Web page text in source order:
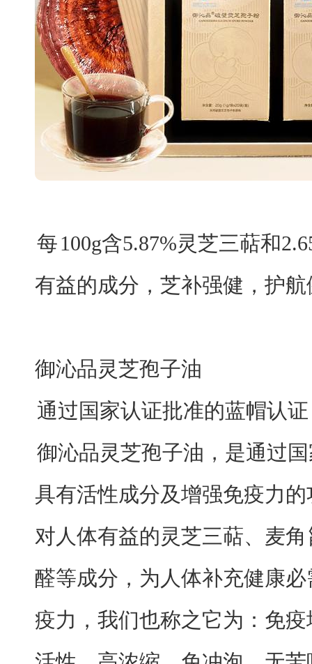
每100g含5.87%灵芝三萜和
有益的成分，芝补强健，护
御沁品灵芝孢子油
通过国家认证批准的蓝帽认
御沁品灵芝孢子油，是通过
具有活性成分及增强免疫力
对人体有益的灵芝三萜、麦
醛等成分，为人体补充健康
疫力，我们也称之它为：免疫